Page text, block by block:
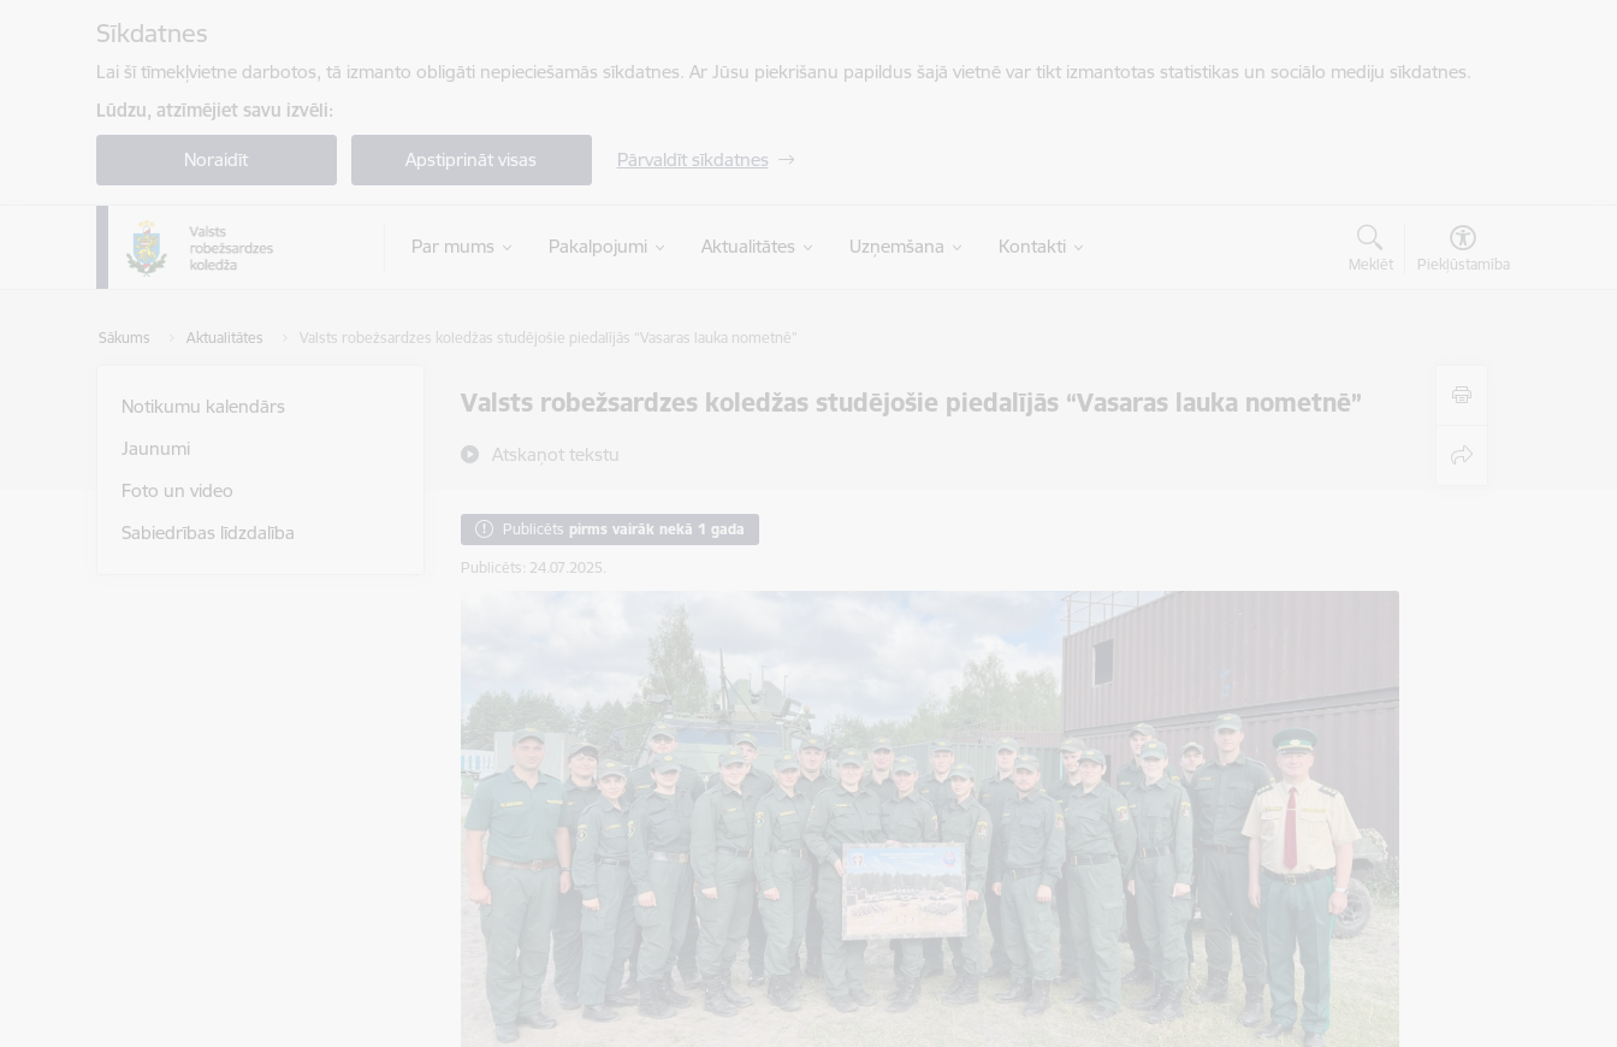
Sīkdatnes
Lai šī tīmekļvietne darbotos, tā izmanto obligāti nepieciešamās sīkdatnes. Ar Jūsu piekrišanu papildus šajā vietnē var tikt izmantotas statistikas un sociālo mediju sīkdatnes.
Lūdzu, atzīmējiet savu izvēli:
Noraidīt Apstiprināt visas Pārvaldīt sīkdatnes
Par mums Pakalpojumi Aktualitātes Uzņemšana Kontakti
Meklēt Piekļūstamība
Sākums Aktualitātes Valsts robežsardzes koledžas studējošie piedalījās “Vasaras lauka nometnē”
Valsts robežsardzes koledžas studējošie piedalījās “Vasaras lauka nometnē”
Atskaņot tekstu
Notikumu kalendārs
Jaunumi
Foto un video
Sabiedrības līdzdalība
Publicēts pirms vairāk nekā 1 gada
Publicēts: 24.07.2025.